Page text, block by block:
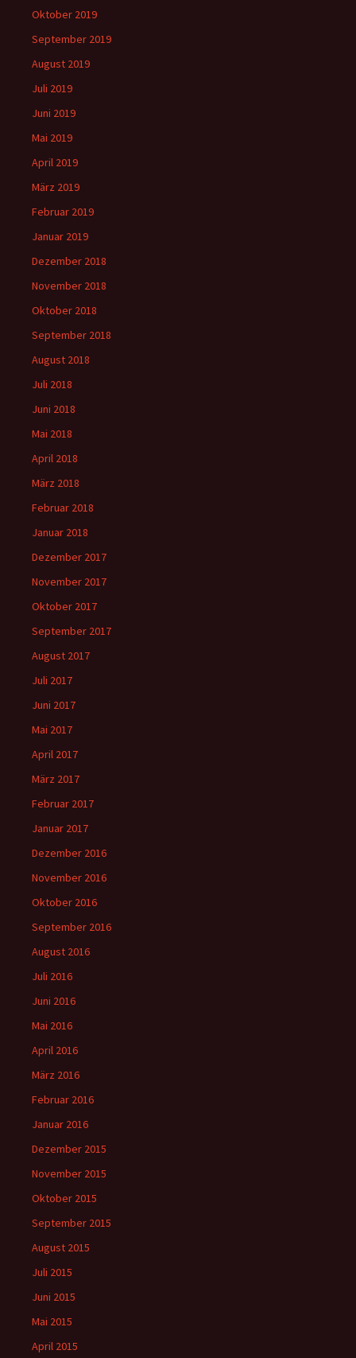
Oktober 2019
September 2019
August 2019
Juli 2019
Juni 2019
Mai 2019
April 2019
März 2019
Februar 2019
Januar 2019
Dezember 2018
November 2018
Oktober 2018
September 2018
August 2018
Juli 2018
Juni 2018
Mai 2018
April 2018
März 2018
Februar 2018
Januar 2018
Dezember 2017
November 2017
Oktober 2017
September 2017
August 2017
Juli 2017
Juni 2017
Mai 2017
April 2017
März 2017
Februar 2017
Januar 2017
Dezember 2016
November 2016
Oktober 2016
September 2016
August 2016
Juli 2016
Juni 2016
Mai 2016
April 2016
März 2016
Februar 2016
Januar 2016
Dezember 2015
November 2015
Oktober 2015
September 2015
August 2015
Juli 2015
Juni 2015
Mai 2015
April 2015